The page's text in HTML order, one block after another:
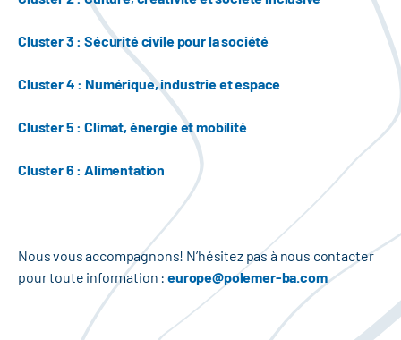
Cluster 3 : Sécurité civile pour la société
Cluster 4 : Numérique, industrie et espace
Cluster 5 : Climat, énergie et mobilité
Cluster 6 : Alimentation
Nous vous accompagnons! N’hésitez pas à nous contacter
pour toute information : europe@polemer-ba.com